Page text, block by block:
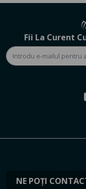
Fii La Curent
NE POȚI